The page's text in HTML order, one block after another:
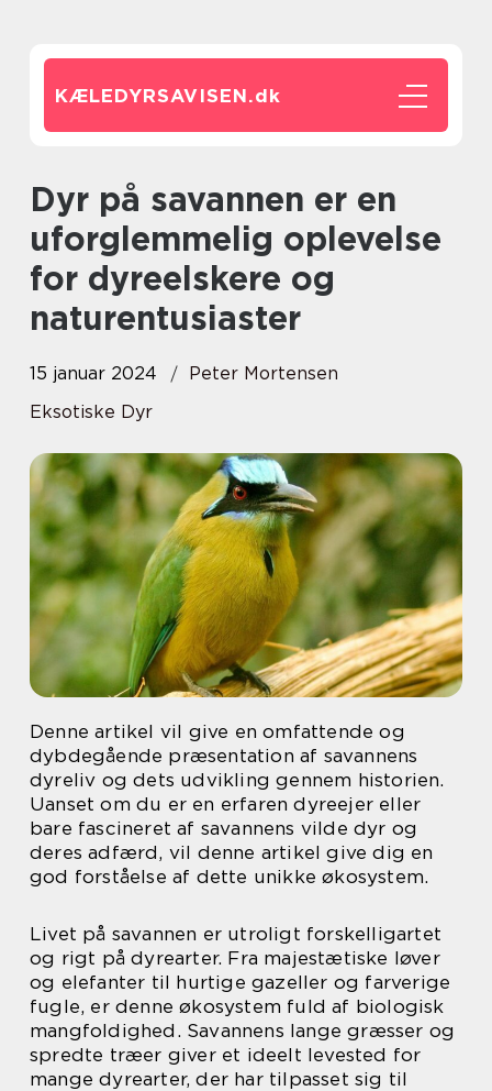
KÆLEDYRSAVISEN.dk
Dyr på savannen er en
uforglemmelig oplevelse
for dyreelskere og
naturentusiaster
15 januar 2024
Peter Mortensen
Eksotiske Dyr
Denne artikel vil give en omfattende og
dybdegående præsentation af savannens
dyreliv og dets udvikling gennem historien.
Uanset om du er en erfaren dyreejer eller
bare fascineret af savannens vilde dyr og
deres adfærd, vil denne artikel give dig en
god forståelse af dette unikke økosystem.
Livet på savannen er utroligt forskelligartet
og rigt på dyrearter. Fra majestætiske løver
og elefanter til hurtige gazeller og farverige
fugle, er denne økosystem fuld af biologisk
mangfoldighed. Savannens lange græsser og
spredte træer giver et ideelt levested for
mange dyrearter, der har tilpasset sig til